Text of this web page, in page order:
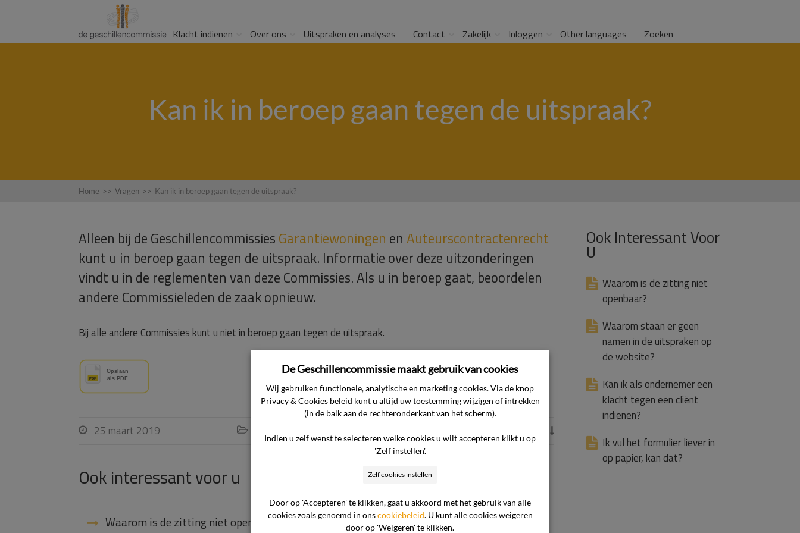
Klacht indienen Over ons Uitspraken en analyses Contact Zakelijk Inloggen Other languages Zoeken
Kan ik in beroep gaan tegen de uitspraak?
Home >> Vragen >> Kan ik in beroep gaan tegen de uitspraak?
Alleen bij de Geschillencommissies Garantiewoningen en Auteurscontractenrecht
kunt u in beroep gaan tegen de uitspraak. Informatie over deze uitzonderingen
vindt u in de reglementen van deze Commissies. Als u in beroep gaat, beoordelen
andere Commissieleden de zaak opnieuw.
Bij alle andere Commissies kunt u niet in beroep gaan tegen de uitspraak.
 25 maart 2019  Vragen 
Ook interessant voor u
Waarom is de zitting niet openbaar? Waarom staan er geen namen in de
Ook Interessant Voor
U
Waarom is de zitting niet
openbaar?
Waarom staan er geen
namen in de uitspraken op
de website?
Kan ik als ondernemer een
klacht tegen een cliënt
indienen?
Ik vul het formulier liever in
op papier, kan dat?
De Geschillencommissie maakt gebruik van cookies
Wij gebruiken functionele, analytische en marketing cookies. Via de knop
Privacy & Cookies beleid kunt u altijd uw toestemming wijzigen of intrekken
(in de balk aan de rechteronderkant van het scherm).
Indien u zelf wenst te selecteren welke cookies u wilt accepteren klikt u op
'Zelf instellen'.
Zelf cookies instellen
Door op 'Accepteren' te klikken, gaat u akkoord met het gebruik van alle
cookies zoals genoemd in onscookiebeleid. U kunt alle cookies weigeren
door op 'Weigeren' te klikken.